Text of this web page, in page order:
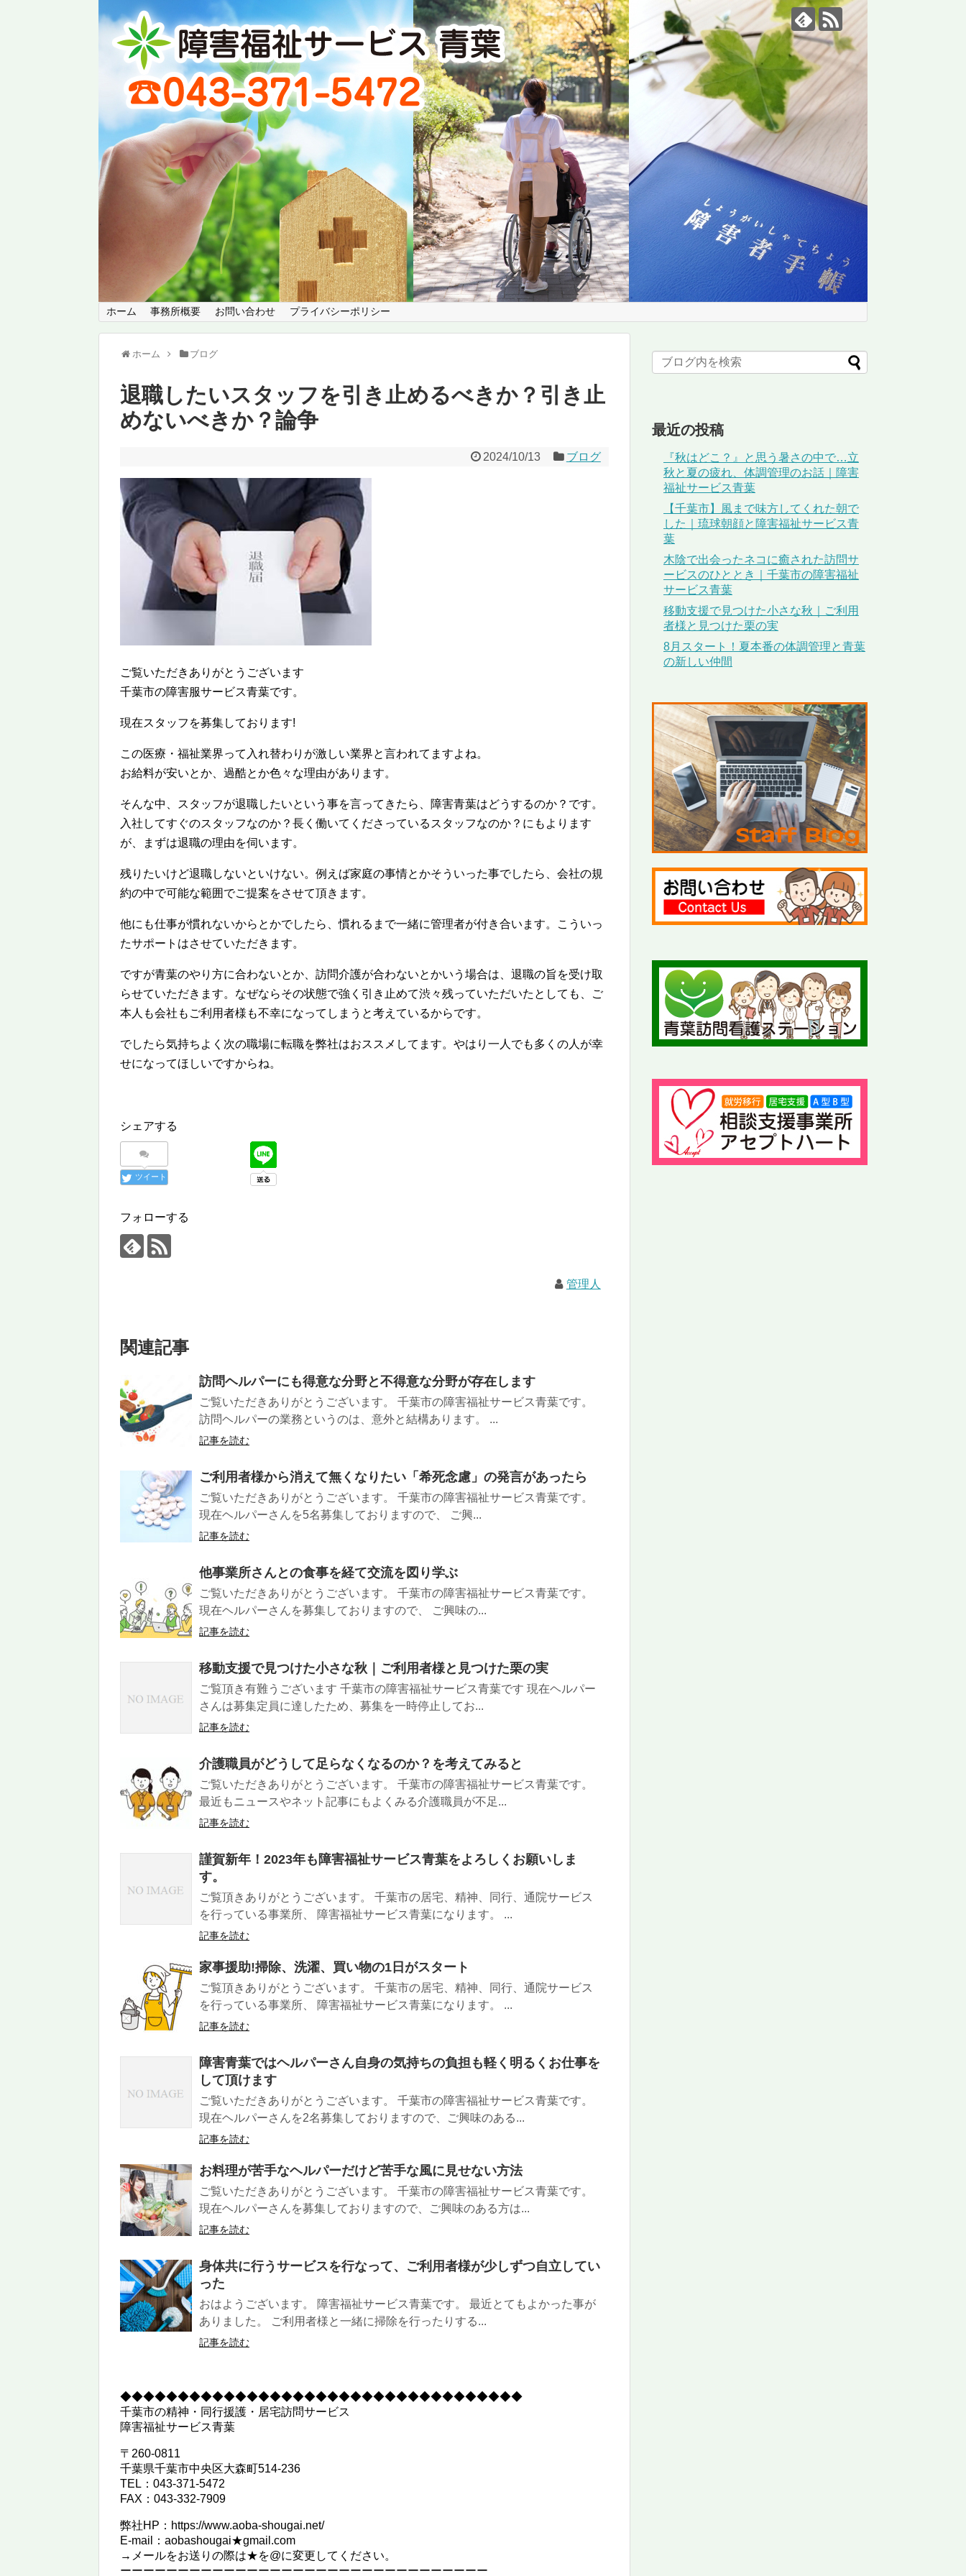
ホーム 事務所概要 お問い合わせ プライバシーポリシー
ホーム ブログ
退職したいスタッフを引き止めるべきか？引き止
めないべきか？論争
2024/10/13 ブログ
ご覧いただきありがとうございます
千葉市の障害服サービス青葉です。
現在スタッフを募集しております!
この医療・福祉業界って入れ替わりが激しい業界と言われてますよね。
お給料が安いとか、過酷とか色々な理由があります。
そんな中、スタッフが退職したいという事を言ってきたら、障害青葉はどうするのか？です。
入社してすぐのスタッフなのか？長く働いてくださっているスタッフなのか？にもよります
が、まずは退職の理由を伺います。
残りたいけど退職しないといけない。例えば家庭の事情とかそういった事でしたら、会社の規
約の中で可能な範囲でご提案をさせて頂きます。
他にも仕事が慣れないからとかでしたら、慣れるまで一緒に管理者が付き合います。こういっ
たサポートはさせていただきます。
ですが青葉のやり方に合わないとか、訪問介護が合わないとかいう場合は、退職の旨を受け取
らせていただきます。なぜならその状態で強く引き止めて渋々残っていただいたとしても、ご
本人も会社もご利用者様も不幸になってしまうと考えているからです。
でしたら気持ちよく次の職場に転職を弊社はおススメしてます。やはり一人でも多くの人が幸
せになってほしいですからね。
シェアする
ツイート
フォローする
管理人
関連記事
訪問ヘルパーにも得意な分野と不得意な分野が存在します
ご覧いただきありがとうございます。 千葉市の障害福祉サービス青葉です。
訪問ヘルパーの業務というのは、意外と結構あります。 ...
記事を読む
ご利用者様から消えて無くなりたい「希死念慮」の発言があったら
ご覧いただきありがとうございます。 千葉市の障害福祉サービス青葉です。
現在ヘルパーさんを5名募集しておりますので、 ご興...
記事を読む
他事業所さんとの食事を経て交流を図り学ぶ
ご覧いただきありがとうございます。 千葉市の障害福祉サービス青葉です。
現在ヘルパーさんを募集しておりますので、 ご興味の...
記事を読む
移動支援で見つけた小さな秋｜ご利用者様と見つけた栗の実
ご覧頂き有難うございます 千葉市の障害福祉サービス青葉です 現在ヘルパー
さんは募集定員に達したため、募集を一時停止してお...
記事を読む
介護職員がどうして足らなくなるのか？を考えてみると
ご覧いただきありがとうございます。 千葉市の障害福祉サービス青葉です。
最近もニュースやネット記事にもよくみる介護職員が不足...
記事を読む
謹賀新年！2023年も障害福祉サービス青葉をよろしくお願いしま
す。
ご覧頂きありがとうございます。 千葉市の居宅、精神、同行、通院サービス
を行っている事業所、 障害福祉サービス青葉になります。 ...
記事を読む
家事援助!掃除、洗濯、買い物の1日がスタート
ご覧頂きありがとうございます。 千葉市の居宅、精神、同行、通院サービス
を行っている事業所、 障害福祉サービス青葉になります。 ...
記事を読む
障害青葉ではヘルパーさん自身の気持ちの負担も軽く明るくお仕事を
して頂けます
ご覧いただきありがとうございます。 千葉市の障害福祉サービス青葉です。
現在ヘルパーさんを2名募集しておりますので、ご興味のある...
記事を読む
お料理が苦手なヘルパーだけど苦手な風に見せない方法
ご覧いただきありがとうございます。 千葉市の障害福祉サービス青葉です。
現在ヘルパーさんを募集しておりますので、ご興味のある方は...
記事を読む
身体共に行うサービスを行なって、ご利用者様が少しずつ自立してい
った
おはようございます。 障害福祉サービス青葉です。 最近とてもよかった事が
ありました。 ご利用者様と一緒に掃除を行ったりする...
記事を読む
◆◆◆◆◆◆◆◆◆◆◆◆◆◆◆◆◆◆◆◆◆◆◆◆◆◆◆◆◆◆◆◆◆◆◆
千葉市の精神・同行援護・居宅訪問サービス
障害福祉サービス青葉
〒260-0811
千葉県千葉市中央区大森町514-236
TEL：043-371-5472
FAX：043-332-7909
弊社HP：https://www.aoba-shougai.net/
E-mail：aobashougai★gmail.com
→メールをお送りの際は★を@に変更してください。
ーーーーーーーーーーーーーーーーーーーーーーーーーーーーーーーー
最近の投稿
『秋はどこ？』と思う暑さの中で…立
秋と夏の疲れ、体調管理のお話｜障害
福祉サービス青葉
【千葉市】風まで味方してくれた朝で
した｜琉球朝顔と障害福祉サービス青
葉
木陰で出会ったネコに癒された訪問サ
ービスのひととき｜千葉市の障害福祉
サービス青葉
移動支援で見つけた小さな秋｜ご利用
者様と見つけた栗の実
8月スタート！夏本番の体調管理と青葉
の新しい仲間